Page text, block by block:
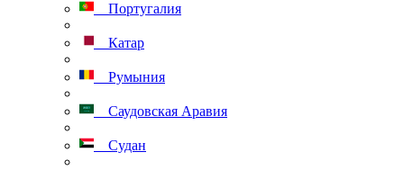
Португалия
Катар
Румыния
Саудовская Аравия
Судан